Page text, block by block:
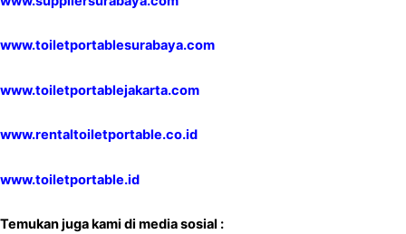
www.toiletportablesurabaya.com
www.toiletportablejakarta.com
www.rentaltoiletportable.co.id
www.toiletportable.id
Temukan juga kami di media sosial :